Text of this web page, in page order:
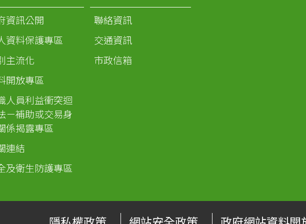
資訊公開
資料保護專區
主流化
開放專區
人員利益衝突迴
－補助或交易身
係揭露專區
連結
及衛生防護專區
聯絡資訊
交通資訊
市政信箱